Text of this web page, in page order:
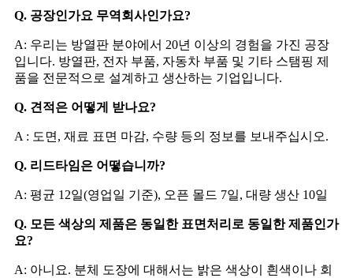
Q. 공장인가요 무역회사인가요?
A: 우리는 방열판 분야에서 20년 이상의 경험을 가진 공장
입니다. 방열판, 전자 부품, 자동차 부품 및 기타 스탬핑 제
품을 전문적으로 설계하고 생산하는 기업입니다.
Q. 견적은 어떻게 받나요?
A : 도면, 재료 표면 마감, 수량 등의 정보를 보내주십시오.
Q. 리드타임은 어떻습니까?
A: 평균 12일(영업일 기준), 오픈 몰드 7일, 대량 생산 10일
Q. 모든 색상의 제품은 동일한 표면처리로 동일한 제품인가
요?
A: 아니요. 분체 도장에 대해서는 밝은 색상이 흰색이나 회